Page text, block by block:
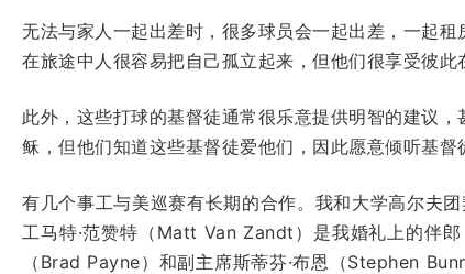
无法与家人一起出差时，很多球员会一起出差，一起
在旅途中人很容易把自己孤立起来，但他们很享受彼此
此外，这些打球的基督徒通常很乐意提供明智的建议
稣，但他们知道这些基督徒爱他们，因此愿意倾听基督
有几个事工与美巡赛有长期的合作。我和大学高尔夫团
工马特·范赞特（Matt Van Zandt）是我婚礼上的伴
（Brad Payne）和副主席斯蒂芬·布恩（Stephen